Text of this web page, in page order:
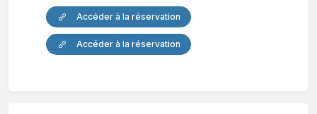
Accéder à la réservation
Accéder à la réservation